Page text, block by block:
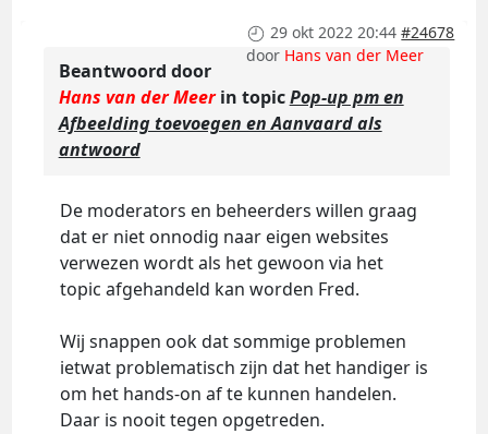
29 okt 2022 20:44 #24678
door Hans van der Meer
Beantwoord door
Hans van der Meerin topicPop-up pm en
Afbeelding toevoegen en Aanvaard als
antwoord
De moderators en beheerders willen graag
dat er niet onnodig naar eigen websites
verwezen wordt als het gewoon via het
topic afgehandeld kan worden Fred.
Wij snappen ook dat sommige problemen
ietwat problematisch zijn dat het handiger is
om het hands-on af te kunnen handelen.
Daar is nooit tegen opgetreden.